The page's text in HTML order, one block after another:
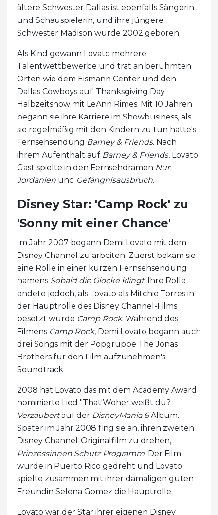
ältere Schwester Dallas ist ebenfalls Sängerin
und Schauspielerin, und ihre jüngere
Schwester Madison wurde 2002 geboren.
Als Kind gewann Lovato mehrere
Talentwettbewerbe und trat an berühmten
Orten wie dem Eismann Center und den
Dallas Cowboys auf' Thanksgiving Day
Halbzeitshow mit LeAnn Rimes. Mit 10 Jahren
begann sie ihre Karriere im Showbusiness, als
sie regelmäßig mit den Kindern zu tun hatte's
Fernsehsendung Barney & Friends. Nach
ihrem Aufenthalt auf Barney & Friends, Lovato
Gast spielte in den Fernsehdramen Nur
Jordanien und Gefängnisausbruch.
Disney Star: 'Camp Rock' zu
'Sonny mit einer Chance'
Im Jahr 2007 begann Demi Lovato mit dem
Disney Channel zu arbeiten. Zuerst bekam sie
eine Rolle in einer kurzen Fernsehsendung
namens Sobald die Glocke klingt. Ihre Rolle
endete jedoch, als Lovato als Mitchie Torres in
der Hauptrolle des Disney Channel-Films
besetzt wurde Camp Rock. Während des
Filmens Camp Rock, Demi Lovato begann auch
drei Songs mit der Popgruppe The Jonas
Brothers für den Film aufzunehmen's
Soundtrack.
2008 hat Lovato das mit dem Academy Award
nominierte Lied "That'Woher weißt du?
Verzaubertauf der DisneyMania 6Album.
Später im Jahr 2008 fing sie an, ihren zweiten
Disney Channel-Originalfilm zu drehen,
Prinzessinnen Schutz Programm. Der Film
wurde in Puerto Rico gedreht und Lovato
spielte zusammen mit ihrer damaligen guten
Freundin Selena Gomez die Hauptrolle.
Lovato war der Star ihrer eigenen Disney